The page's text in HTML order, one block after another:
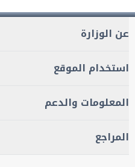
عن الوزارة
استخدام الموقع
المعلومات والدعم
المراجع